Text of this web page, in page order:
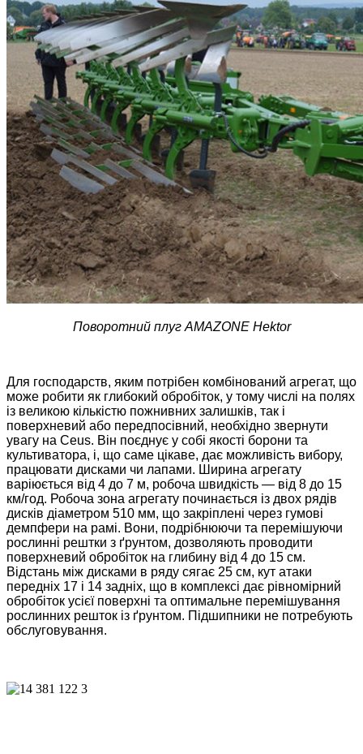
Поворотний плуг AMAZONE Hektor
Для господарств, яким потрібен комбінований агрегат, що
може робити як глибокий обробіток, у тому числі на полях
із великою кількістю пожнивних залишків, так і
поверхневий або передпосівний, необхідно звернути
увагу на Ceus. Він поєднує у собі якості борони та
культиватора, і, що саме цікаве, дає можливість вибору,
працювати дисками чи лапами. Ширина агрегату
варіюється від 4 до 7 м, робоча швидкість — від 8 до 15
км/год. Робоча зона агрегату починається із двох рядів
дисків діаметром 510 мм, що закріплені через гумові
демпфери на рамі. Вони, подрібнюючи та перемішуючи
рослинні рештки з ґрунтом, дозволяють проводити
поверхневий обробіток на глибину від 4 до 15 см.
Відстань між дисками в ряду сягає 25 см, кут атаки
передніх 17 і 14 задніх, що в комплексі дає рівномірний
обробіток усієї поверхні та оптимальне перемішування
рослинних решток із ґрунтом. Підшипники не потребують
обслуговування.